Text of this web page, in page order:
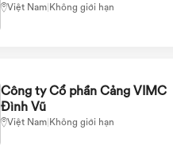
Việt Nam|Không giới hạn
Công ty Cổ phần Cảng VIMC
Đình Vũ
Việt Nam|Không giới hạn